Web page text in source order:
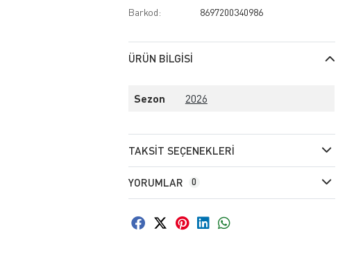
Barkod:
8697200340986
ÜRÜN BILGISI
Sezon 2026
TAKSIT SEÇENEKLERI
YORUMLAR 0